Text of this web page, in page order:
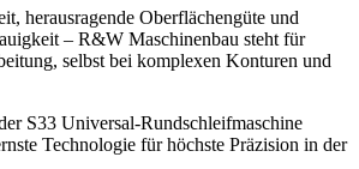
herausragende Oberflächengüte und
– R&W Maschinenbau steht für
selbst bei komplexen Konturen und
S33 Universal-Rundschleifmaschine
Technologie für höchste Präzision in der